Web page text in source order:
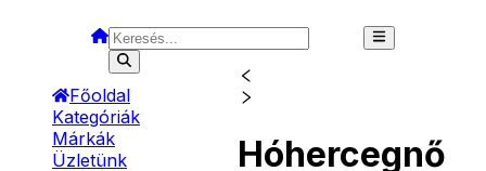
Főoldal
Kategóriák
Márkák
Üzletünk
Hóhercegnő